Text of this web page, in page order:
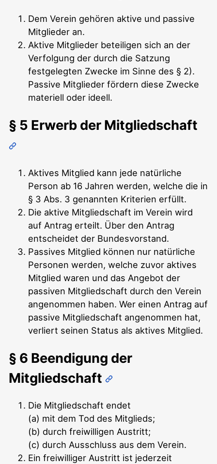
Dem Verein gehören aktive und passive
Mitglieder an.
Aktive Mitglieder beteiligen sich an der
Verfolgung der durch die Satzung
festgelegten Zwecke im Sinne des § 2).
Passive Mitglieder fördern diese Zwecke
materiell oder ideell.
§ 5 Erwerb der Mitgliedschaft
Aktives Mitglied kann jede natürliche
Person ab 16 Jahren werden, welche die in
§ 3 Abs. 3 genannten Kriterien erfüllt.
Die aktive Mitgliedschaft im Verein wird
auf Antrag erteilt. Über den Antrag
entscheidet der Bundesvorstand.
Passives Mitglied können nur natürliche
Personen werden, welche zuvor aktives
Mitglied waren und das Angebot der
passiven Mitgliedschaft durch den Verein
angenommen haben. Wer einen Antrag auf
passive Mitgliedschaft angenommen hat,
verliert seinen Status als aktives Mitglied.
§ 6 Beendigung der
Mitgliedschaft
Die Mitgliedschaft endet
(a) mit dem Tod des Mitglieds;
(b) durch freiwilligen Austritt;
(c) durch Ausschluss aus dem Verein.
Ein freiwilliger Austritt ist jederzeit